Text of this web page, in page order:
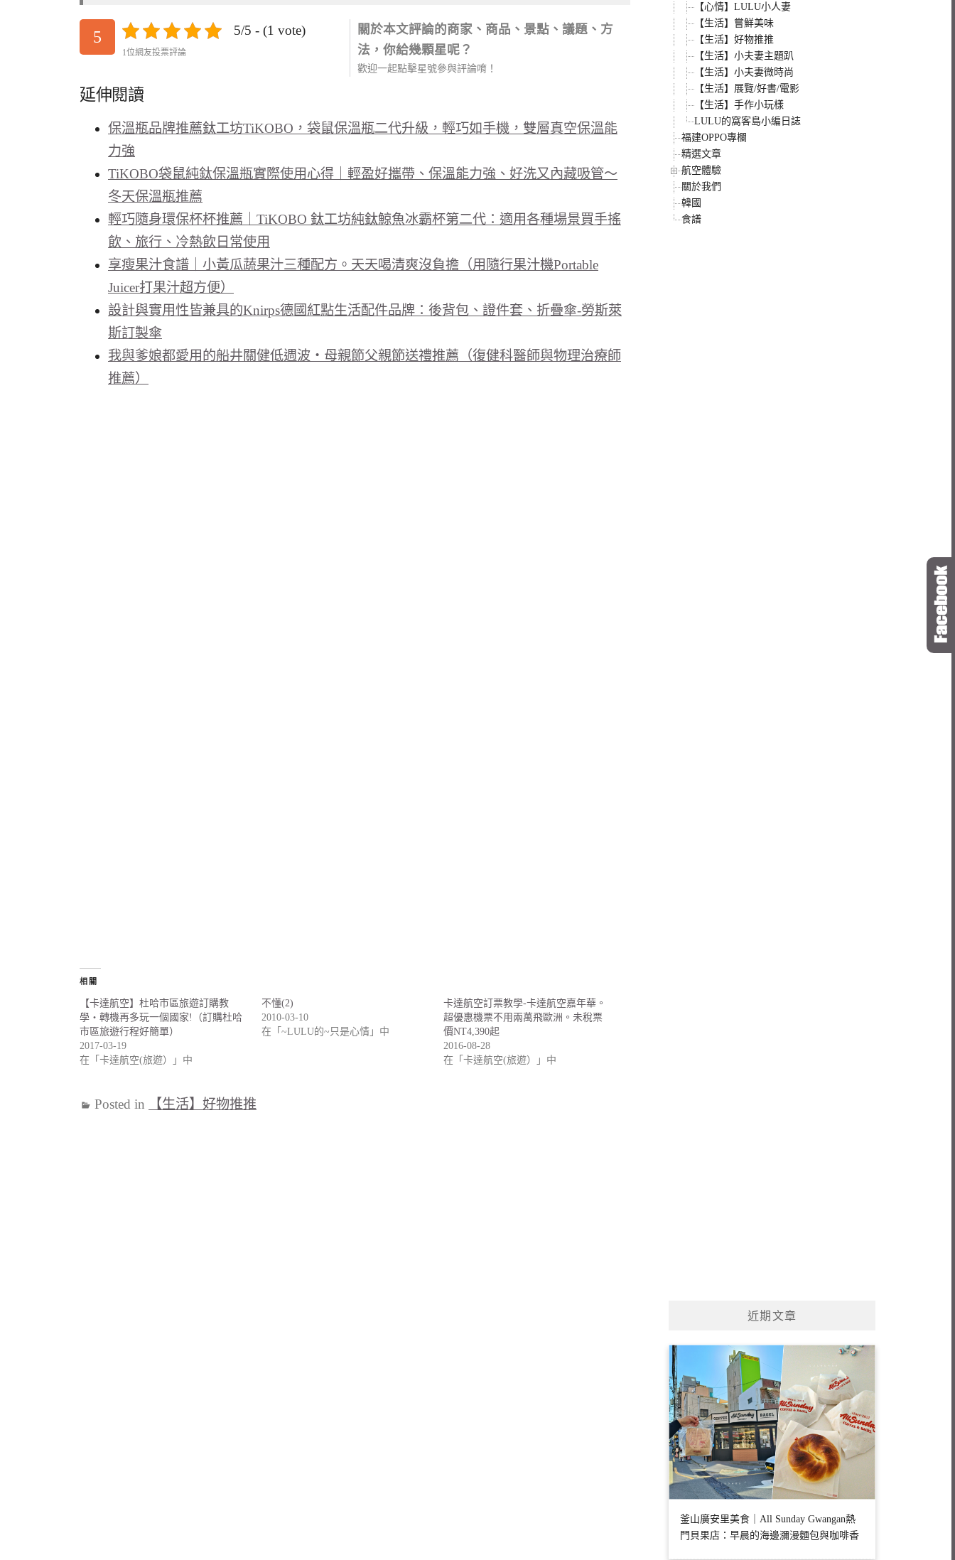
5 5/5 - (1 vote)
1位網友投票評論
關於本文評論的商家、商品、景點、議題、方
法，你給幾顆星呢？
歡迎一起點擊星號參與評論唷！
延伸閱讀
保溫瓶品牌推薦鈦工坊TiKOBO，袋鼠保溫瓶二代升級，輕巧如手機，雙層真空保溫能
力強
TiKOBO袋鼠純鈦保溫瓶實際使用心得｜輕盈好攜帶、保溫能力強、好洗又內藏吸管～
冬天保溫瓶推薦
輕巧隨身環保杯杯推薦｜TiKOBO 鈦工坊純鈦鯨魚冰霸杯第二代：適用各種場景買手搖
飲、旅行、冷熱飲日常使用
享瘦果汁食譜｜小黃瓜蔬果汁三種配方。天天喝清爽沒負擔（用隨行果汁機Portable
Juicer打果汁超方便）
設計與實用性皆兼具的Knirps德國紅點生活配件品牌：後背包、證件套、折疊傘-勞斯萊
斯訂製傘
我與爹娘都愛用的船井關健低週波・母親節父親節送禮推薦（復健科醫師與物理治療師
推薦）
相關
【卡達航空】杜哈市區旅遊訂購教
學‧轉機再多玩一個國家!（訂購杜哈
市區旅遊行程好簡單）
2017-03-19
在「卡達航空(旅遊）」中
不懂(2)
2010-03-10
在「~LULU的~只是心情」中
卡達航空訂票教學-卡達航空嘉年華。
超優惠機票不用兩萬飛歐洲。未稅票
價NT4,390起
2016-08-28
在「卡達航空(旅遊）」中
Posted in 【生活】好物推推
【心情】LULU小人妻
【生活】嘗鮮美味
【生活】好物推推
【生活】小夫妻主題趴
【生活】小夫妻微時尚
【生活】展覽/好書/電影
【生活】手作小玩樣
LULU的窩客島小編日誌
福建OPPO專欄
精選文章
航空體驗
關於我們
韓國
食譜
近期文章
釜山廣安里美食｜All Sunday Gwangan熱
門貝果店：早晨的海邊瀰漫麵包與咖啡香